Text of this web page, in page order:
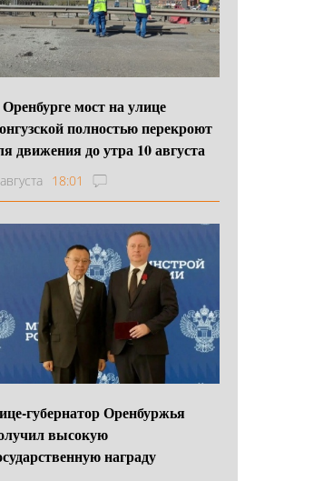
мост на улице
полностью перекроют
движения до утра 10 августа
18:01
губернатор Оренбуржья
высокую
награду